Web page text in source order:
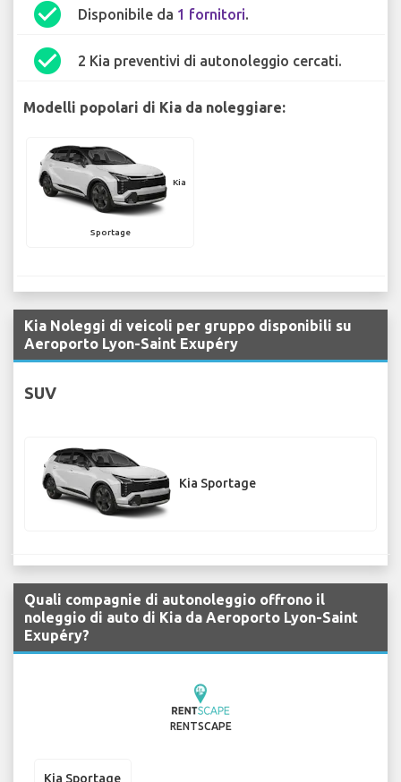
check_circle Disponibile da 1 fornitori.
check_circle 2 Kia preventivi di autonoleggio cercati.
Modelli popolari di Kia da noleggiare:
Kia
Sportage
Kia Noleggi di veicoli per gruppo disponibili su
Aeroporto Lyon-Saint Exupéry
SUV
Kia Sportage
Quali compagnie di autonoleggio offrono il
noleggio di auto di Kia da Aeroporto Lyon-Saint
Exupéry?
RENTSCAPE
Kia Sportage